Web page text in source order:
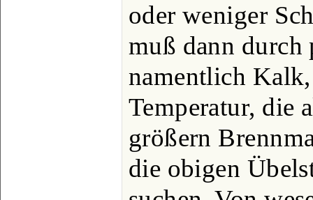
oder weniger
muß dann durch
namentlich
Temperatur, die
größern
die obigen